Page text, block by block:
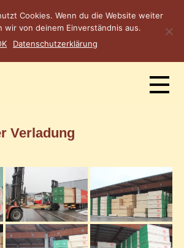
Verladung
Cookies. Wenn du die Website weiter
wir von deinem Einverständnis aus.
Datenschutzerklärung